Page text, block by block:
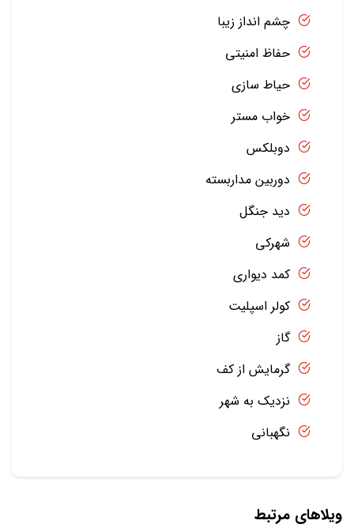
چشم انداز زیبا
حفاظ امنیتی
حیاط سازی
خواب مستر
دوبلکس
دوربین مداربسته
دید جنگل
شهرکی
کمد دیواری
کولر اسپلیت
گاز
گرمایش از کف
نزدیک به شهر
نگهبانی
ویلاهای مرتبط